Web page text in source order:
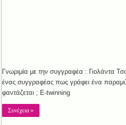
Γνωριμία με την συγγραφέα : Γιολάντα
ένας συγγραφέας πως γράφει ένα
φαντάζεται ; E-twinning
Συνέχεια »